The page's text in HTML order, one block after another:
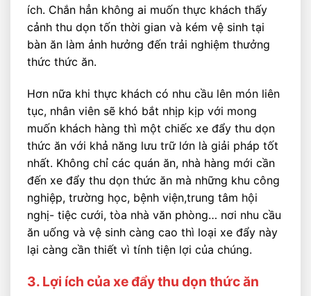
ích. Chắn hẳn không ai muốn thực khách thấy
cảnh thu dọn tốn thời gian và kém vệ sinh tại
bàn ăn làm ảnh hưởng đến trải nghiệm thưởng
thức thức ăn.
Hơn nữa khi thực khách có nhu cầu lên món liên
tục, nhân viên sẽ khó bắt nhịp kịp với mong
muốn khách hàng thì một chiếc xe đẩy thu dọn
thức ăn với khả năng lưu trữ lớn là giải pháp tốt
nhất. Không chỉ các quán ăn, nhà hàng mới cần
đến xe đẩy thu dọn thức ăn mà những khu công
nghiệp, trường học, bệnh viện,trung tâm hội
nghị- tiệc cưới, tòa nhà văn phòng… nơi nhu cầu
ăn uống và vệ sinh càng cao thì loại xe đẩy này
lại càng cần thiết vì tính tiện lợi của chúng.
3. Lợi ích của xe đẩy thu dọn thức ăn